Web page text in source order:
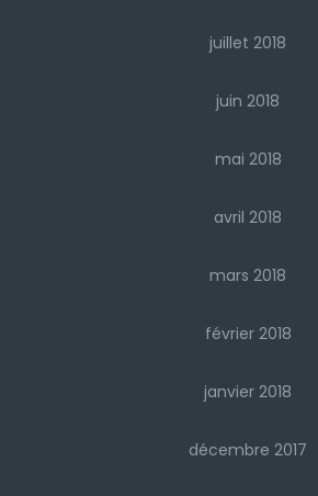
juillet 2018
juin 2018
mai 2018
avril 2018
mars 2018
février 2018
janvier 2018
décembre 2017